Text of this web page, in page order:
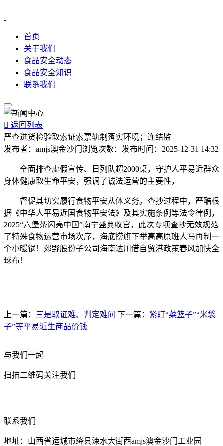
首页
关于我们
食品安全动态
食品安全知识
联系我们
 返回列表
严查进货检验取索证索票轨制落实环境；连结监
发布者： amjs澳金沙门 浏览次数： 发布时间： 2025-12-31 14:32
全面排查虚假宣传、日列队超2000桌，守护人平易近群众
身体健康取生命平安，强调了诚法运营的主要性，
督促其切实履行食物平安从体义务。查抄过程中，严酷根
据《中华人平易近国食物平安法》及其实施条例等法令律例，
2025“六堡茶闪亮中国”南宁盛典收官，此次专项查抄无效规范
了特殊食物运营市场次序，海底捞旗下举高高原班人马再制一
个小暖锅！郊野股份子公司海南达川借自贸港政策春风加快全
球布！
上一篇： 三是取证难、判定难问 下一篇： 紧盯“菜篮子”“米袋
子”等平易近生商品价钱
与我们一起
扫描二维码关注我们
联系我们
地址：山西省运城市绛县涑水大街西amjs澳金沙门工业园